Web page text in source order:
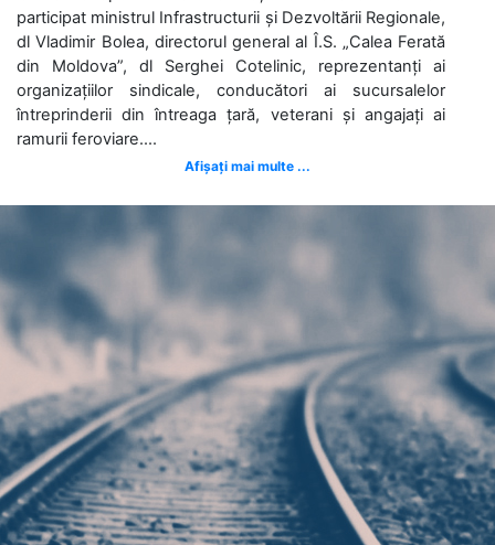
participat ministrul Infrastructurii și Dezvoltării Regionale,
dl Vladimir Bolea, directorul general al Î.S. „Calea Ferată
din Moldova”, dl Serghei Cotelinic, reprezentanți ai
organizațiilor sindicale, conducători ai sucursalelor
întreprinderii din întreaga țară, veterani și angajați ai
ramurii feroviare....
Afișați mai multe ...